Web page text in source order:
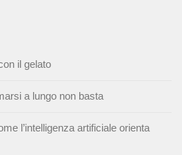
il gelato
a lungo non basta
l’intelligenza artificiale orienta